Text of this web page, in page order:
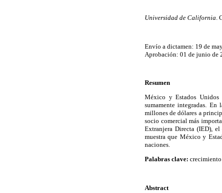
Universidad de California.
Envío a dictamen: 19 de
Aprobación: 01 de junio de
Resumen
México y Estados Unidos
sumamente integradas.
millones de dólares a
socio comercial más
Extranjera Directa (IED),
muestra que México y
naciones.
Palabras clave:
Abstract